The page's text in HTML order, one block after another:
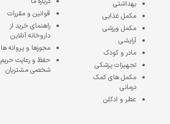
بهداشتی
مکمل غذایی
مکمل ورزشی
آرایشی
مادر و کودک
تجهیزات پزشکی
مکمل های کمک
درمانی
عطر و ادکلن
قوانین و مقررات
راهنمای خرید از
داروخانه آنلاین
مجوزها و پروانه ها
حفظ و رعایت حریم
شخصی مشتریان